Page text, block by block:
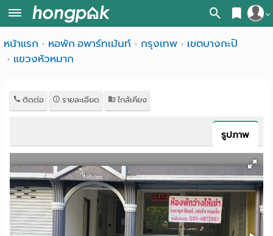
สมัครสมาชิก
หน้า
ค้นหา
ค้นจากสถานีรถไฟฟ้า
ค้นตามจังหวัด
ค้นจากสถานศึกษา
ค้นจากแผนที่
พาร์
ท
เม้น
ท์
หน้าแรก หอพัก อพาร์ทเม้นท์ กรุงเทพ
เขตบางกะปิ
แขวงหัวหมาก
ติดต่อ รายละเอียด ใกล้เคียง
รูปภาพ